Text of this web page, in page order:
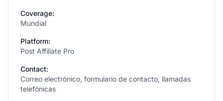
Coverage:
Mundial
Platform:
Post Affiliate Pro
Contact:
Correo electrónico, formulario de contacto, llamadas
telefónicas